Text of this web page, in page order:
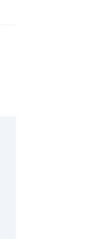
MAIS RÍGIDAS